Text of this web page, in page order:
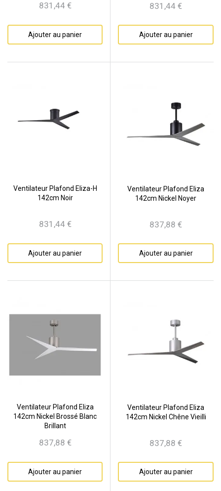
Prix
831,44 €
Ajouter au panier
Prix
831,44 €
Ajouter au panier
Ventilateur Plafond Eliza-H
142cm Noir
Prix
831,44 €
Ajouter au panier
Ventilateur Plafond Eliza
142cm Nickel Noyer
Prix
837,88 €
Ajouter au panier
Ventilateur Plafond Eliza
142cm Nickel Brossé Blanc
Brillant
Prix
837,88 €
Ajouter au panier
Ventilateur Plafond Eliza
142cm Nickel Chêne Vieilli
Prix
837,88 €
Ajouter au panier